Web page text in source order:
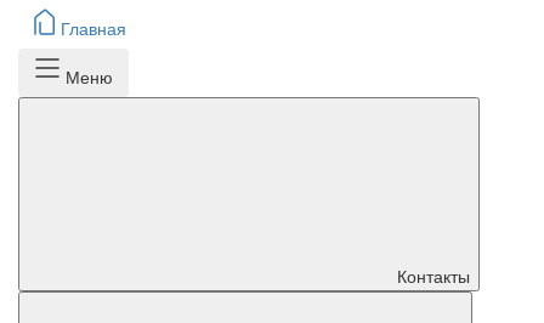
Главная
Меню
Контакты